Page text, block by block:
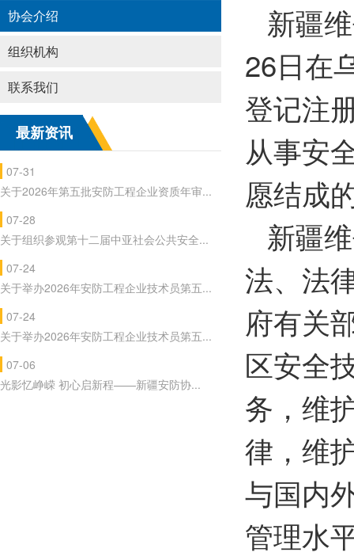
协会介绍
组织机构
联系我们
最新资讯
07-31
关于2026年第五批安防工程企业资质年审...
07-28
关于组织参观第十二届中亚社会公共安全...
07-24
关于举办2026年安防工程企业技术员第五...
07-24
关于举办2026年安防工程企业技术员第五...
07-06
光影忆峥嵘 初心启新程——新疆安防协...
新疆
26日在
登记注
从事安
愿结成
新疆
法、法
府有关
区安全
务，维
律，维
与国内
管理水